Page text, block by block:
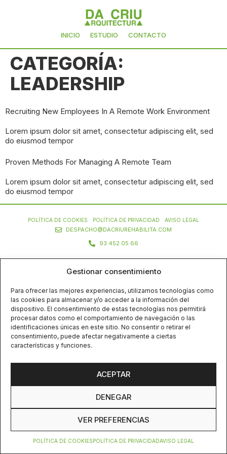
Gestionar consentimiento
Para ofrecer las mejores experiencias, utilizamos tecnologías como
las cookies para almacenar y/o acceder a la información del
dispositivo. El consentimiento de estas tecnologías nos permitirá
procesar datos como el comportamiento de navegación o las
identificaciones únicas en este sitio. No consentir o retirar el
consentimiento, puede afectar negativamente a ciertas
características y funciones.
ACEPTAR
DENEGAR
VER PREFERENCIAS
POLÍTICA DE COOKIESPOLÍTICA DE PRIVACIDADAVISO LEGAL
INICIO ESTUDIO CONTACTO
CATEGORÍA:
LEADERSHIP
Recruiting New Employees In A Remote Work Environment
Lorem ipsum dolor sit amet, consectetur adipiscing elit, sed
do eiusmod tempor
Proven Methods For Managing A Remote Team
Lorem ipsum dolor sit amet, consectetur adipiscing elit, sed
do eiusmod tempor
POLÍTICA DE COOKIES POLÍTICA DE PRIVACIDAD AVISO LEGAL
DESPACHO@DACRIUREHABILITA.COM
93 452 05 66